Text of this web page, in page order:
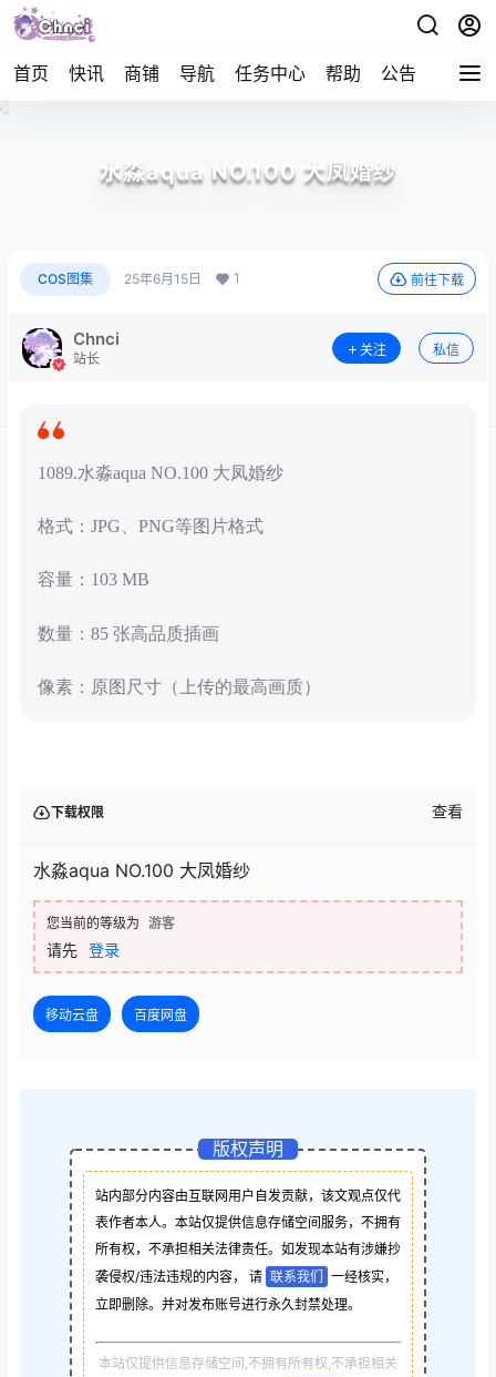
首页 快讯 商铺 导航 任务中心 帮助 公告 APP下
水淼aqua NO.100 大凤婚纱
COS图集 25年6月15日 1 前往下载
Chnci
站长
关注 私信
1089.水淼aqua NO.100 大凤婚纱
格式：JPG、PNG等图片格式
容量：103 MB
数量：85 张高品质插画
像素：原图尺寸（上传的最高画质）
下载权限 查看
水淼aqua NO.100 大凤婚纱
您当前的等级为 游客
请先 登录
移动云盘 百度网盘
版权声明
站内部分内容由互联网用户自发贡献，该文观点仅代
表作者本人。本站仅提供信息存储空间服务，不拥有
所有权，不承担相关法律责任。如发现本站有涉嫌抄
袭侵权/违法违规的内容， 请 联系我们
一经核实，
立即删除。并对发布账号进行永久封禁处理。
本站仅提供信息存储空间,不拥有所有权,不承担相关